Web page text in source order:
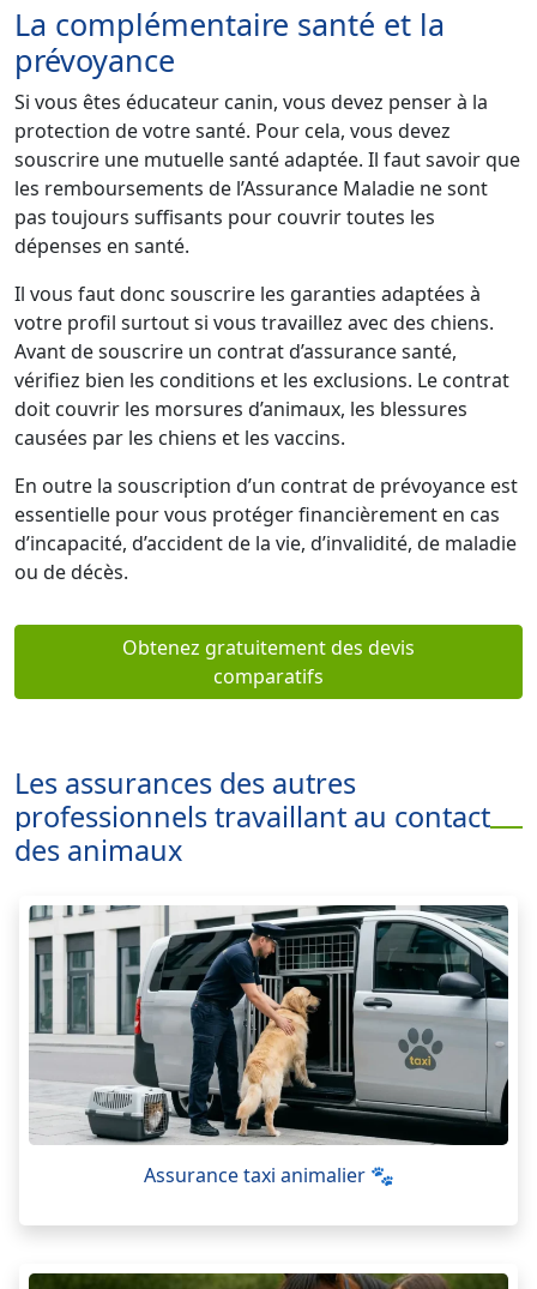
La complémentaire santé et la
prévoyance
Si vous êtes éducateur canin, vous devez penser à la
protection de votre santé. Pour cela, vous devez
souscrire une mutuelle santé adaptée. Il faut savoir que
les remboursements de l’Assurance Maladie ne sont
pas toujours suffisants pour couvrir toutes les
dépenses en santé.
Il vous faut donc souscrire les garanties adaptées à
votre profil surtout si vous travaillez avec des chiens.
Avant de souscrire un contrat d’assurance santé,
vérifiez bien les conditions et les exclusions. Le contrat
doit couvrir les morsures d’animaux, les blessures
causées par les chiens et les vaccins.
En outre la souscription d’un contrat de prévoyance est
essentielle pour vous protéger financièrement en cas
d’incapacité, d’accident de la vie, d’invalidité, de maladie
ou de décès.
Obtenez gratuitement des devis
comparatifs
Les assurances des autres
professionnels travaillant au contact
des animaux
Assurance taxi animalier 🐾